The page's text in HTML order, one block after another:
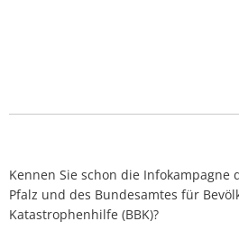
Kennen Sie schon die Infokampagne
Pfalz und des Bundesamtes für
Katastrophenhilfe (BBK)?